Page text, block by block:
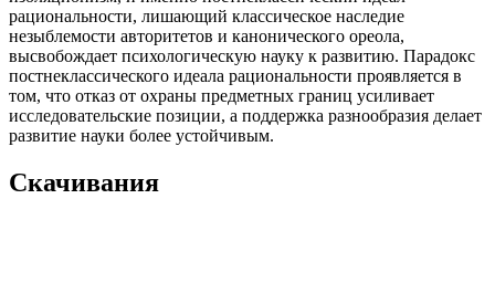
рациональности, лишающий классическое наследие
незыблемости авторитетов и канонического ореола,
высвобождает психологическую науку к развитию. Парадокс
постнеклассического идеала рациональности проявляется в
том, что отказ от охраны предметных границ усиливает
исследовательские позиции, а поддержка разнообразия делает
развитие науки более устойчивым.
Скачивания